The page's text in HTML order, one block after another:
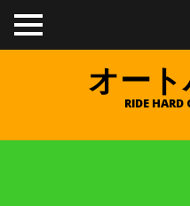
TO
GGL
オー
RIDE HARD